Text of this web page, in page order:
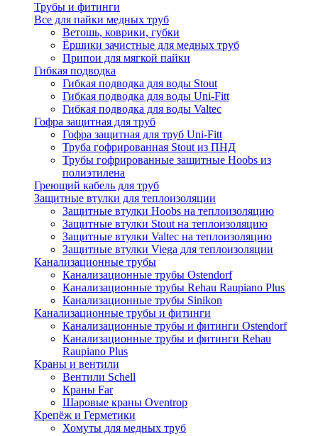
Трубы и фитинги
Все для пайки медных труб
Ветошь, коврики, губки
Ёршики зачистные для медных труб
Припои для мягкой пайки
Гибкая подводка
Гибкая подводка для воды Stout
Гибкая подводка для воды Uni-Fitt
Гибкая подводка для воды Valtec
Гофра защитная для труб
Гофра защитная для труб Uni-Fitt
Труба гофрированная Stout из ПНД
Трубы гофрированные защитные Hoobs из
полиэтилена
Греющий кабель для труб
Защитные втулки для теплоизоляции
Защитные втулки Hoobs на теплоизоляцию
Защитные втулки Stout на теплоизоляцию
Защитные втулки Valtec на теплоизоляцию
Защитные втулки Viega для теплоизоляции
Канализационные трубы
Канализационные трубы Ostendorf
Канализационные трубы Rehau Raupiano Plus
Канализационные трубы Sinikon
Канализационные трубы и фитинги
Канализационные трубы и фитинги Ostendorf
Канализационные трубы и фитинги Rehau
Raupiano Plus
Краны и вентили
Вентили Schell
Краны Far
Шаровые краны Oventrop
Крепёж и Герметики
Хомуты для медных труб